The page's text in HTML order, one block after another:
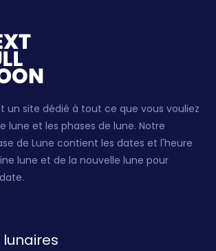
un site dédié à tout ce que vous vouliez
lune et les phases de lune. Notre
de Lune contient les dates et l'heure
lune et de la nouvelle lune pour